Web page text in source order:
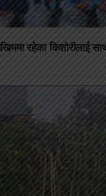
रहेका किशोरीलाई